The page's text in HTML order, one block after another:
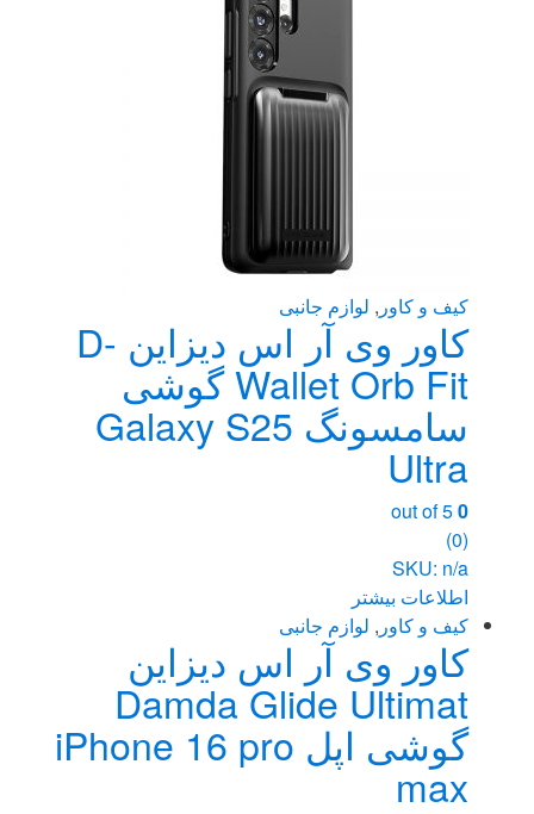
کیف و کاور , لوازم جانبی
کاور وی آر اس دیزاین D-
Wallet Orb Fit گوشی
سامسونگ Galaxy S25
Ultra
0
(0)
SKU: n/a
اطلاعات بیشتر
کیف و کاور , لوازم جانبی
کاور وی آر اس دیزاین
Damda Glide Ultimat
گوشی اپل iPhone 16 pro
max